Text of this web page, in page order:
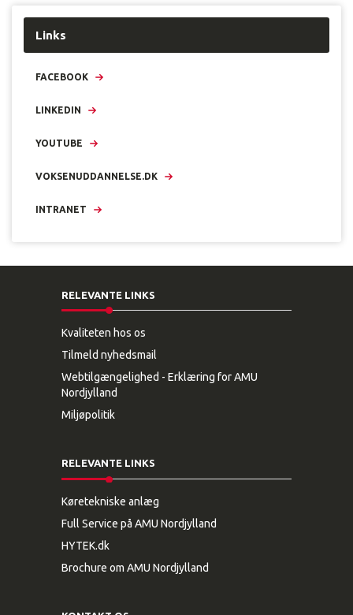
Links
FACEBOOK
LINKEDIN
YOUTUBE
VOKSENUDDANNELSE.DK
INTRANET
RELEVANTE LINKS
Kvaliteten hos os
Tilmeld nyhedsmail
Webtilgængelighed - Erklæring for AMU
Nordjylland
Miljøpolitik
RELEVANTE LINKS
Køretekniske anlæg
Full Service på AMU Nordjylland
HYTEK.dk
Brochure om AMU Nordjylland